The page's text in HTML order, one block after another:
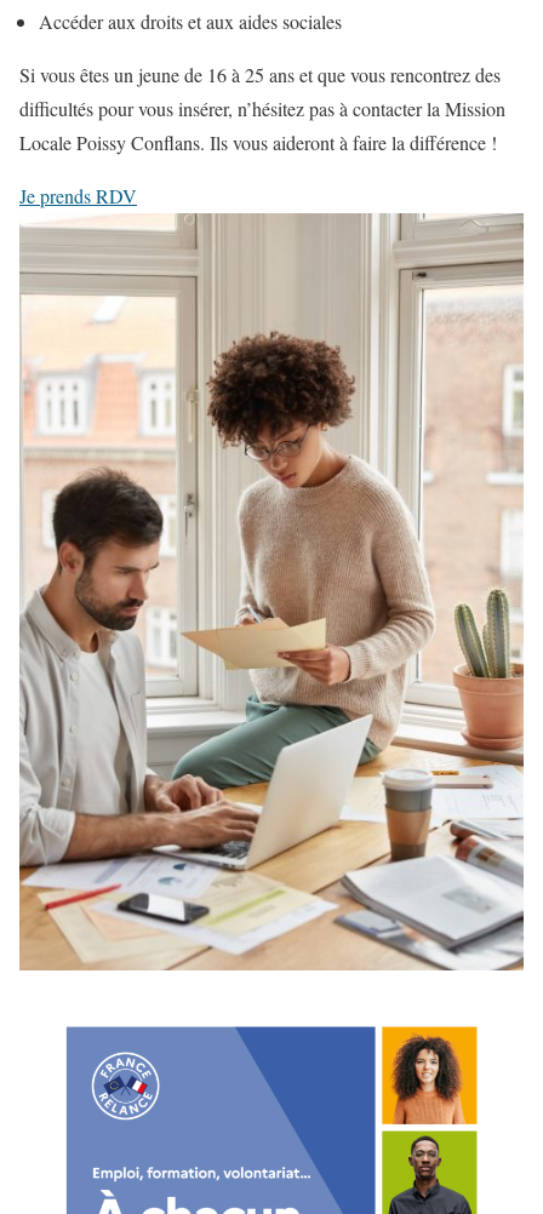
Accéder aux droits et aux aides sociales
Si vous êtes un jeune de 16 à 25 ans et que vous rencontrez des
difficultés pour vous insérer, n’hésitez pas à contacter la Mission
Locale Poissy Conflans. Ils vous aideront à faire la différence !
Je prends RDV